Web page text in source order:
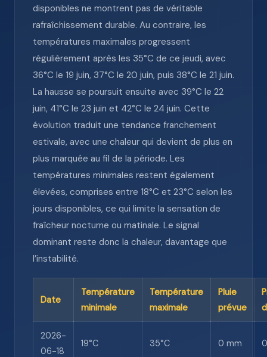
disponibles ne montrent pas de véritable
rafraîchissement durable. Au contraire, les
températures maximales progressent
régulièrement après les 35°C de ce jeudi, avec
36°C le 19 juin, 37°C le 20 juin, puis 38°C le 21 juin.
La hausse se poursuit ensuite avec 39°C le 22
juin, 41°C le 23 juin et 42°C le 24 juin. Cette
évolution traduit une tendance franchement
estivale, avec une chaleur qui devient de plus en
plus marquée au fil de la période. Les
températures minimales restent également
élevées, comprises entre 18°C et 23°C selon les
jours disponibles, ce qui limite la sensation de
fraîcheur nocturne ou matinale. Le signal
dominant reste donc la chaleur, davantage que
l’instabilité.
Date
Température
minimale
Température
maximale
Pluie
prévue
2026-
06-18
19°C 35°C 0 mm